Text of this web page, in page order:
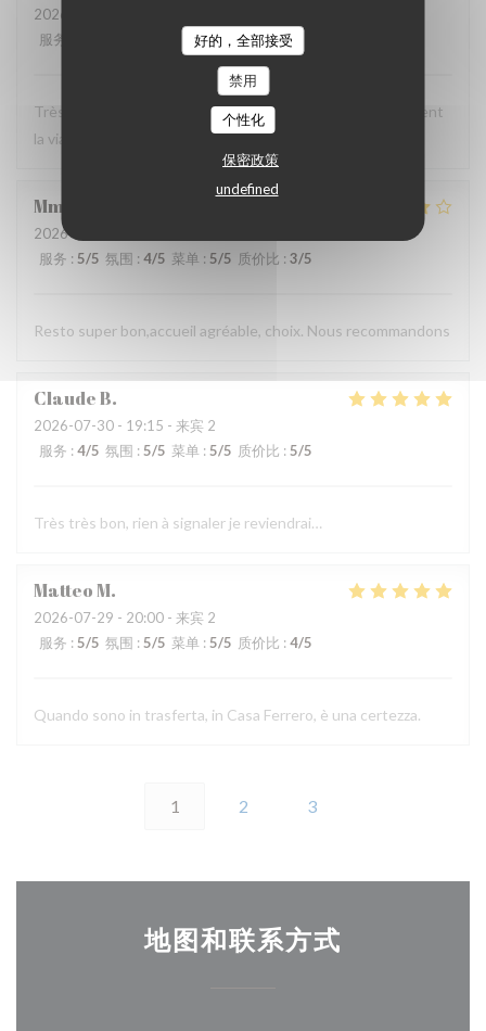
好的，全部接受
禁用
个性化
保密政策
undefined
2026-08-03
服务
菜单:5/5 质价比:4
Très chic, très bon service ! Une pépite pour ceux qui aiment
la viande !
Mme
2026-08-01
服务 : 5/5 氛围 : 4/5 菜单 : 5/5 质价比 : 3/5
Resto super bon,accueil agréable, choix. Nous recommandons
ClaudeB
2026-07-30 - 19:15 - 来宾 2
服务 : 4/5 氛围 : 5/5 菜单 : 5/5 质价比 : 5/5
Très très bon, rien à signaler je reviendrai…
MatteoM
2026-07-29 - 20:00 - 来宾 2
服务 : 5/5 氛围 : 5/5 菜单 : 5/5 质价比 : 4/5
Quando sono in trasferta, in Casa Ferrero, è una certezza.
1 2 3
地图和联系方式